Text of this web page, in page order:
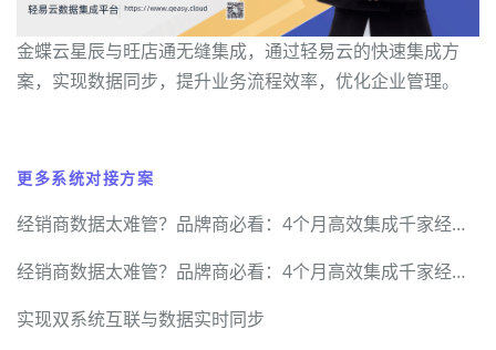
金蝶云星辰与旺店通无缝集成，通过轻易云的快速集成方
案，实现数据同步，提升业务流程效率，优化企业管理。
更多系统对接方案
经销商数据太难管？品牌商必看：4个月高效集成千家经销商的落地指南
经销商数据太难管？品牌商必看：4个月高效集成千家经销商的落地指南
实现双系统互联与数据实时同步